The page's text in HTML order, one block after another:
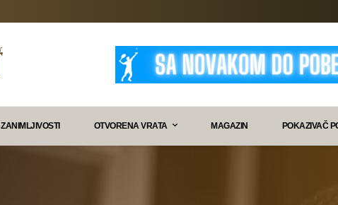
ZANIMLJIVOSTI OTVORENA VRATA MAGAZIN POKAZIVAČ